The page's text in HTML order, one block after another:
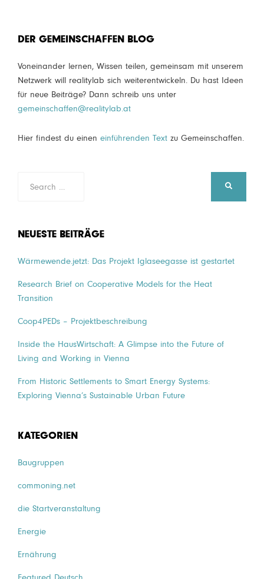
DER GEMEINSCHAFFEN BLOG
Voneinander lernen, Wissen teilen, gemeinsam mit unserem
Netzwerk will realitylab sich weiterentwickeln. Du hast Ideen
für neue Beiträge? Dann schreib uns unter
gemeinschaffen@realitylab.at
Hier findest du einen einführenden Text zu Gemeinschaffen.
NEUESTE BEITRÄGE
Wärmewende.jetzt: Das Projekt Iglaseegasse ist gestartet
Research Brief on Cooperative Models for the Heat
Transition
Coop4PEDs – Projektbeschreibung
Inside the HausWirtschaft: A Glimpse into the Future of
Living and Working in Vienna
From Historic Settlements to Smart Energy Systems:
Exploring Vienna’s Sustainable Urban Future
KATEGORIEN
Baugruppen
commoning.net
die Startveranstaltung
Energie
Ernährung